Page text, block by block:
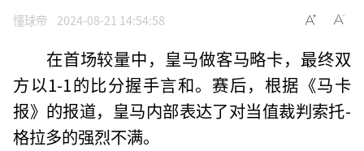
懂球帝 2024-08-21 14:54:58
在首场较量中，皇马做客马略卡，最终双
方以1-1的比分握手言和。赛后，根据《马卡
报》的报道，皇马内部表达了对当值裁判索托-
格拉多的强烈不满。